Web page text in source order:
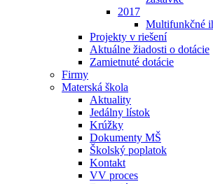
2017
Multifunkčné
Projekty v riešení
Aktuálne žiadosti o dotácie
Zamietnuté dotácie
Firmy
Materská škola
Aktuality
Jedálny lístok
Krúžky
Dokumenty MŠ
Školský poplatok
Kontakt
VV proces